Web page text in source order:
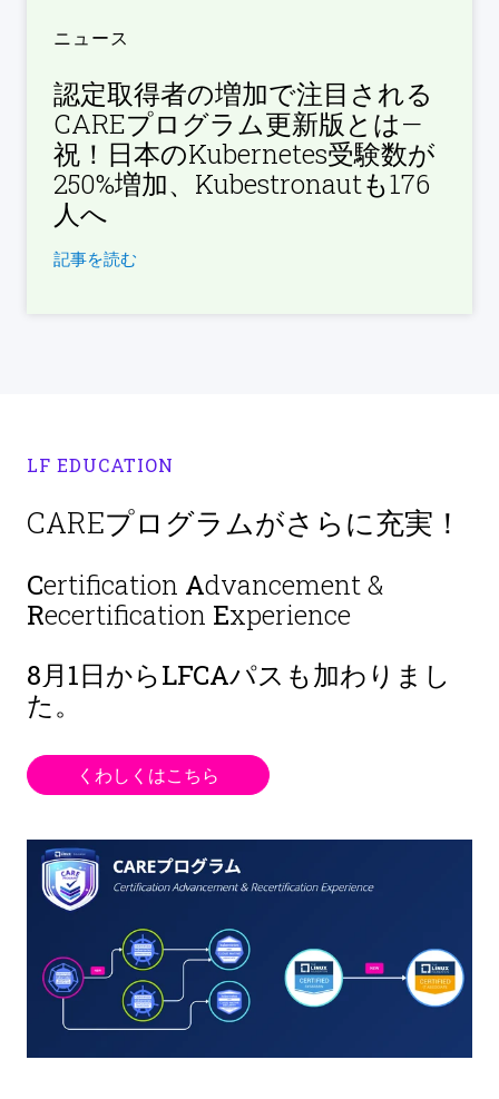
ニュース
認定取得者の増加で注目される
CAREプログラム更新版とは—
祝！日本のKubernetes受験数が
250%増加、Kubestronautも176
人へ
記事を読む
LF EDUCATION
CAREプログラムがさらに充実！
Certification Advancement &
Recertification Experience
8月1日からLFCAパスも加わりまし
た。
くわしくはこちら